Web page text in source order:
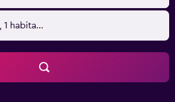
habitación